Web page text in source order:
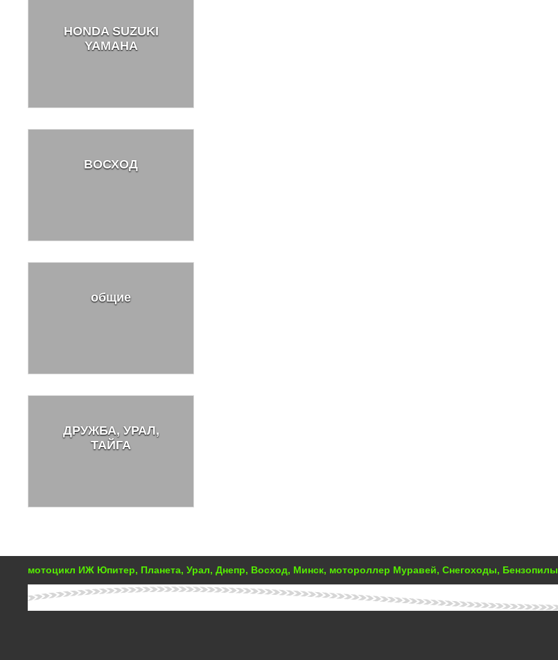
HONDA SUZUKI
YAMAHA
ВОСХОД
общие
ДРУЖБА, УРАЛ,
ТАЙГА
мотоцикл ИЖ Юпитер, Планета, Урал, Днепр, Восход, Минск, мотороллер Муравей, Снегоходы, Бензопилы